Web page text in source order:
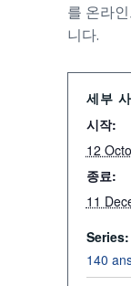
를 온라
니다.
세부
시작:
12
종료:
11
Series:
140